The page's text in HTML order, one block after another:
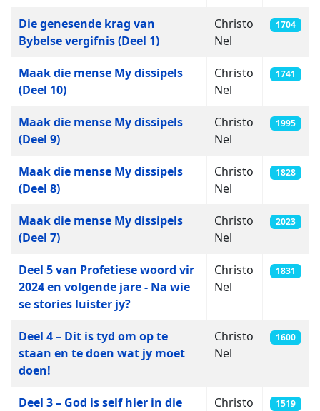
Die genesende krag van
Bybelse vergifnis (Deel 1)
Christo
Nel
1704
Maak die mense My dissipels
(Deel 10)
Christo
Nel
1741
Maak die mense My dissipels
(Deel 9)
Christo
Nel
1995
Maak die mense My dissipels
(Deel 8)
Christo
Nel
1828
Maak die mense My dissipels
(Deel 7)
Christo
Nel
2023
Deel 5 van Profetiese woord vir
2024 en volgende jare - Na wie
se stories luister jy?
Christo
Nel
1831
Deel 4 – Dit is tyd om op te
staan en te doen wat jy moet
doen!
Christo
Nel
1600
Deel 3 – God is self hier in die
Christo
1519